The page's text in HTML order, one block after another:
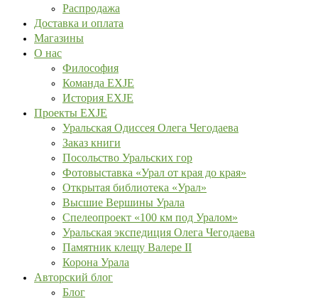
Распродажа
Доставка и оплата
Магазины
О нас
Философия
Команда EXJE
История EXJE
Проекты EXJE
Уральская Одиссея Олега Чегодаева
Заказ книги
Посольство Уральских гор
Фотовыставка «Урал от края до края»
Открытая библиотека «Урал»
Высшие Вершины Урала
Спелеопроект «100 км под Уралом»
Уральская экспедиция Олега Чегодаева
Памятник клещу Валере II
Корона Урала
Авторский блог
Блог